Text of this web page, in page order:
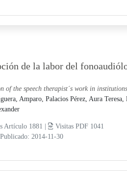
de la labor del
of the speech therapist´s work in
Amparo, Palacios Pérez, Aura Teresa,
Artículo 1881 |
Visitas PDF 1041
Publicado: 2014-11-30